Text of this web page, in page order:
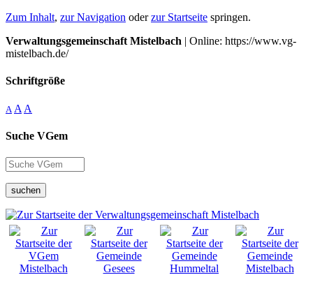
Zum Inhalt, zur Navigation oderzur Startseite springen.
Verwaltungsgemeinschaft Mistelbach | Online: https://www.vg-
mistelbach.de/
Schriftgröße
A A A
Suche VGem
suchen